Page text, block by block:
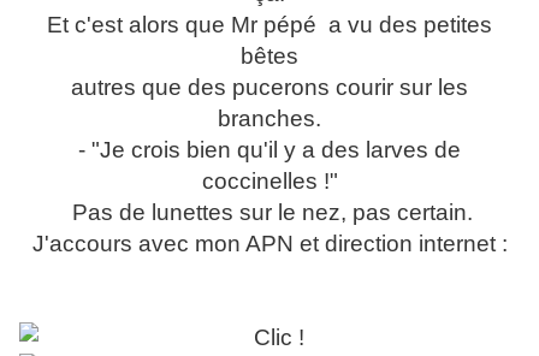
Et c'est alors que Mr pépé a vu des petites
bêtes
autres que des pucerons courir sur les
branches.
- "Je crois bien qu'il y a des larves de
coccinelles !"
Pas de lunettes sur le nez, pas certain.
J'accours avec mon APN et direction internet :